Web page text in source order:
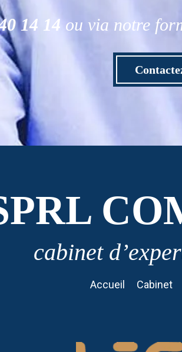
14 14 ou via notre
cabinet
Accueil Cabinet